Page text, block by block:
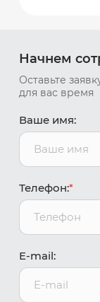
Начнем
Оставьте
для вас время
Ваше имя:
Телефон:*
E-mail: